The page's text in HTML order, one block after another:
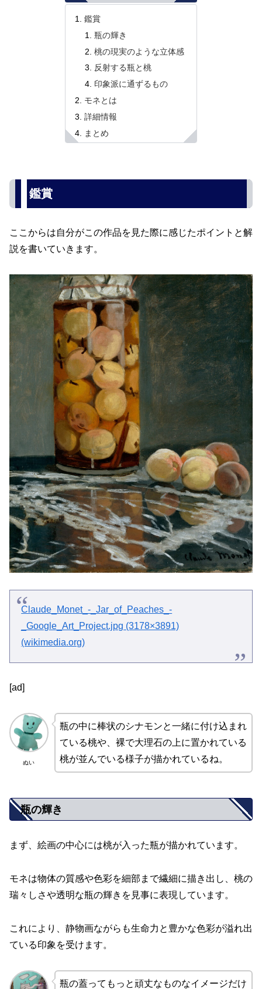
鑑賞
瓶の輝き
桃の現実のような立体感
反射する瓶と桃
印象派に通ずるもの
モネとは
詳細情報
まとめ
鑑賞
ここからは自分がこの作品を見た際に感じたポイントと解
説を書いていきます。
Claude_Monet_-_Jar_of_Peaches_-
_Google_Art_Project.jpg (3178×3891)
(wikimedia.org)
[ad]
ぬい
瓶の中に棒状のシナモンと一緒に付け込まれ
ている桃や、裸で大理石の上に置かれている
桃が並んでいる様子が描かれているね。
瓶の輝き
まず、絵画の中心には桃が入った瓶が描かれています。
モネは物体の質感や色彩を細部まで繊細に描き出し、桃の
瑞々しさや透明な瓶の輝きを見事に表現しています。
これにより、静物画ながらも生命力と豊かな色彩が溢れ出
ている印象を受けます。
瓶の蓋ってもっと頑丈なものなイメージだけ